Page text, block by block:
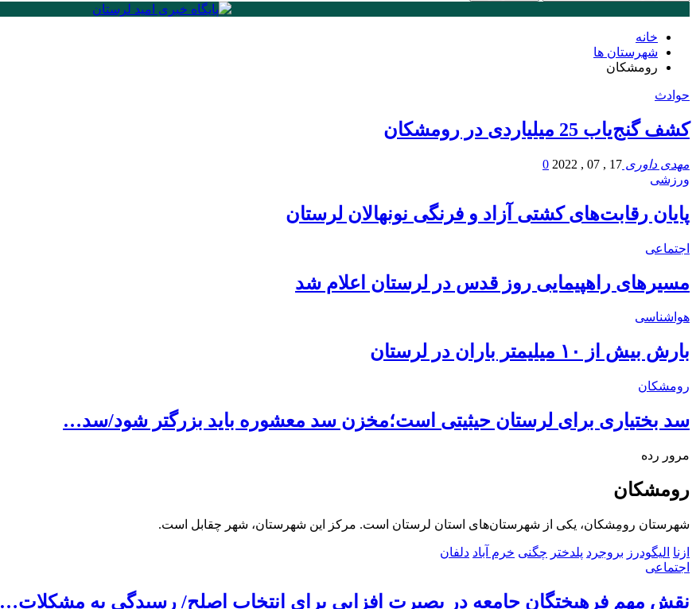
خانه
شهرستان ها
رومشکان
حوادث
کشف گنج‌یاب 25 میلیاردی در رومشکان
مهدی داوری 17 , 07 , 2022
0
ورزشی
پایان رقابت‌های کشتی آزاد و فرنگی نونهالان لرستان
اجتماعی
مسیرهای راهپیمایی روز قدس در لرستان اعلام شد
هواشناسی
بارش بیش از ۱۰ میلیمتر باران در لرستان
رومشکان
سد بختیاری برای لرستان حیثیتی است؛مخزن سد معشوره باید بزرگتر شود/سد…
مرور رده
رومشکان
شهرستان رومِشکان، یکی از شهرستان‌های استان لرستان است. مرکز این شهرستان، شهر چقابل است.
ازنا الیگودرز بروجرد پلدختر چگنی خرم آباد دلفان
اجتماعی
نقش مهم فرهیختگان جامعه در بصیرت افزایی برای انتخاب اصلح/ رسیدگی به مشکلات…